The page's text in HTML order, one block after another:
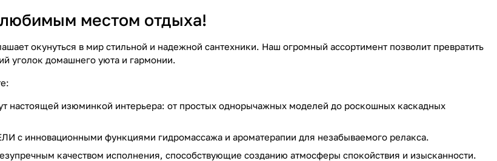
местом отдыха!
окунуться в мир стильной и надежной сантехники. Наш огромный ассортимент позволит превратить
уголок домашнего уюта и гармонии.
настоящей изюминкой интерьера: от простых однорычажных моделей до роскошных каскадных
инновационными функциями гидромассажа и ароматерапии для незабываемого релакса.
качеством исполнения, способствующие созданию атмосферы спокойствия и изысканности.